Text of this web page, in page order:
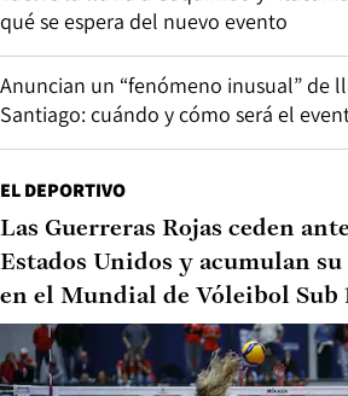
qué se espera del nuevo evento
Anuncian un “fenómeno inusual” de
Santiago: cuándo y cómo será el
EL DEPORTIVO
Las Guerreras Rojas ceden
Estados Unidos y acumulan
en el Mundial de Vóleibol Sub